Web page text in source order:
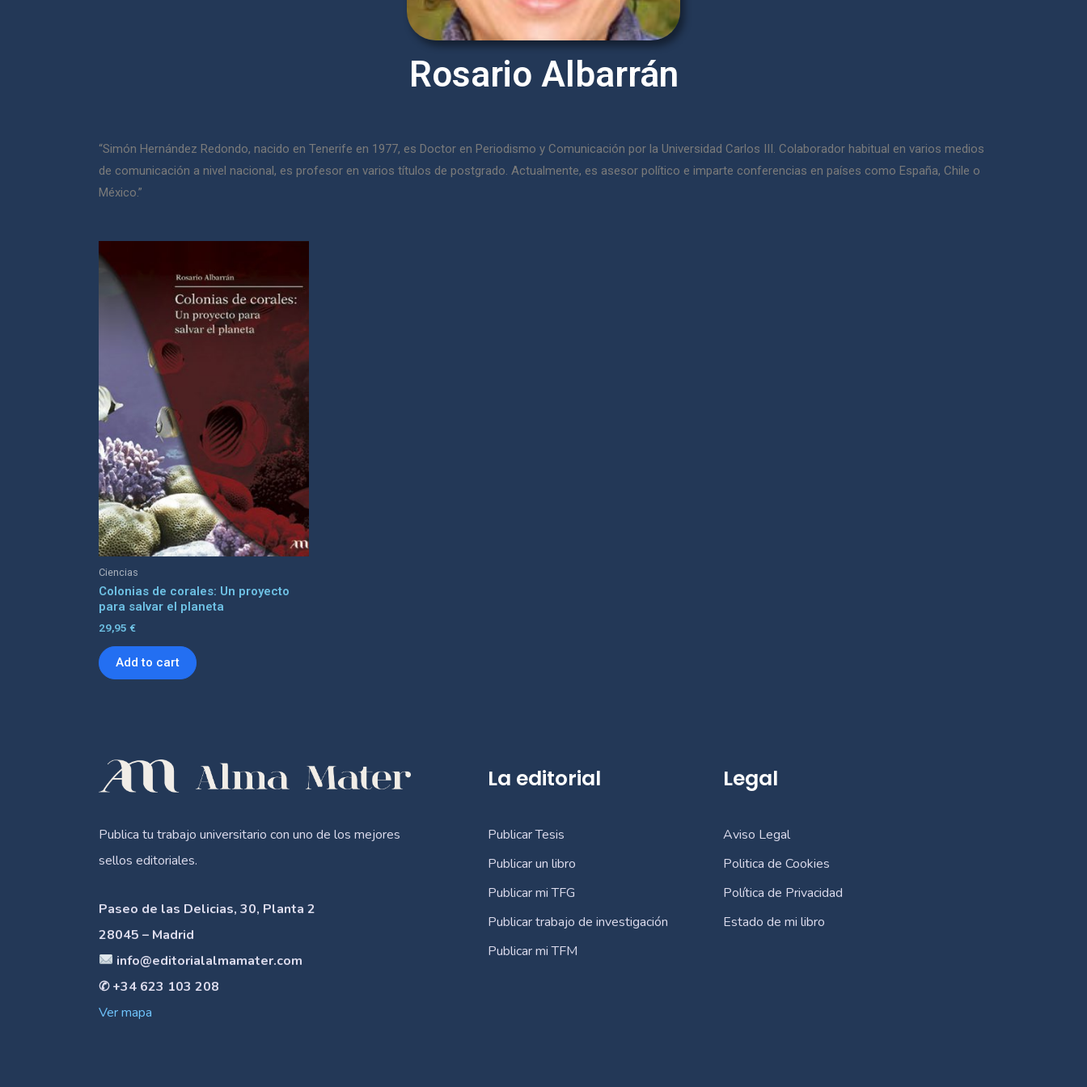
Rosario Albarrán
“Simón Hernández Redondo, nacido en Tenerife en 1977, es Doctor en Periodismo y Comunicación por la Universidad Carlos III. Colaborador habitual en varios medios
de comunicación a nivel nacional, es profesor en varios títulos de postgrado. Actualmente, es asesor político e imparte conferencias en países como España, Chile o
México.”
Ciencias
Colonias de corales: Un proyecto
para salvar el planeta
29,95 €
Add to cart
Publica tu trabajo universitario con uno de los mejores
sellos editoriales.
Paseo de las Delicias, 30, Planta 2
28045 – Madrid
info@editorialalmamater.com
✆ +34 623 103 208
Ver mapa
La editorial
Publicar Tesis
Publicar un libro
Publicar mi TFG
Publicar trabajo de investigación
Publicar mi TFM
Legal
Aviso Legal
Politica de Cookies
Política de Privacidad
Estado de mi libro